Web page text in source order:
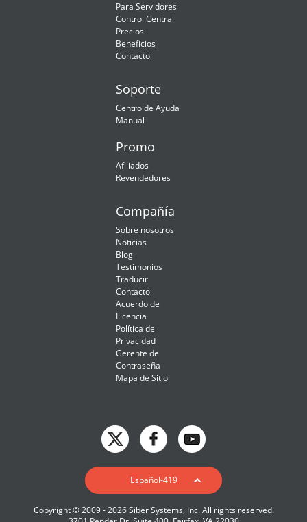
Para Servidores
Control Central
Precios
Beneficios
Contacto
Soporte
Centro de Ayuda
Manual
Promo
Afiliados
Revendedores
Compañía
Sobre nosotros
Noticias
Blog
Testimonios
Traducir
Contacto
Acuerdo de
Licencia
Política de
Privacidad
Gerente de
Contraseña
Mapa de Sitio
Español-419
English
Deutsch
Español-419
Copyright © 2009 - 2026 Siber Systems, Inc. All rights reserved.